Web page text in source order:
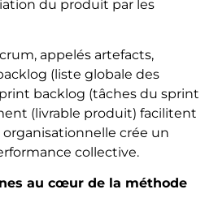
du produit par les
appelés artefacts,
(liste globale des
backlog (tâches du sprint
(livrable produit) facilitent
crée un
collective.
au cœur de la méthode